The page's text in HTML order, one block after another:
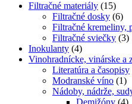
Filtračné materiály (15)
Filtračné dosky (6)
Filtračné kremeliny,
Filtračné sviečky (3)
Inokulanty (4)
Vinohradnícke, vinárske a
Literatúra a časopisy
Modranské víno (1)
Nádoby, nádrže,